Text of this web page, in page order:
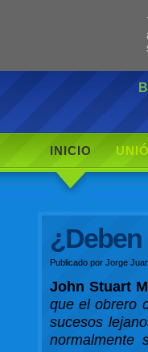
INICIO
Publicado porJorge
John Stuart
que el obrero
sucesos
normalmente